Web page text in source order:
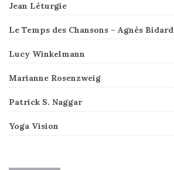
Jean Léturgie
Le Temps des Chansons – Agnès Bidard
Lucy Winkelmann
Marianne Rosenzweig
Patrick S. Naggar
Yoga Vision